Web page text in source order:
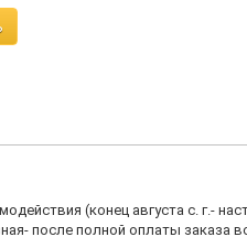
(конец августа с. г.-
после полной оплаты заказа